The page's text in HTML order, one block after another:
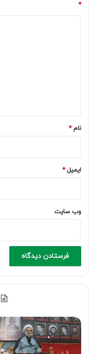
*
نام*
ایمیل*
وب‌ سایت